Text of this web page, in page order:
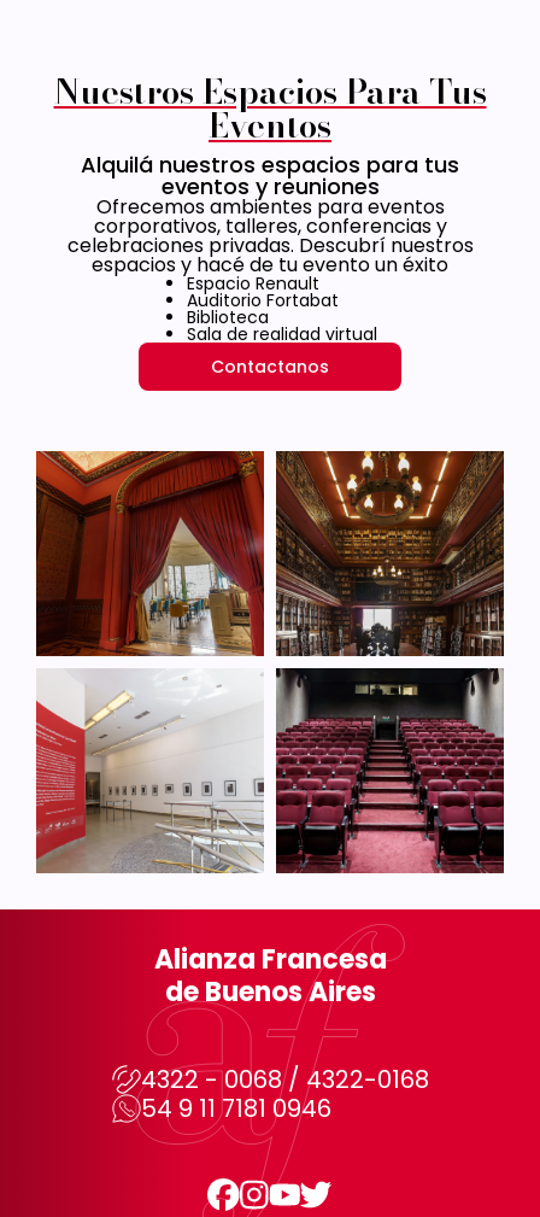
Nuestros Espacios Para Tus
Eventos
Alquilá nuestros espacios para tus
eventos y reuniones
Ofrecemos ambientes para eventos
corporativos, talleres, conferencias y
celebraciones privadas. Descubrí nuestros
espacios y hacé de tu evento un éxito
Espacio Renault
Auditorio Fortabat
Biblioteca
Sala de realidad virtual
Contactanos
Alianza Francesa
de Buenos Aires
4322 - 0068 / 4322-0168
54 9 11 7181 0946